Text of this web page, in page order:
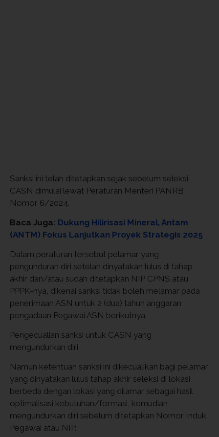
Sanksi ini telah ditetapkan sejak sebelum seleksi
CASN dimulai lewat Peraturan Menteri PANRB
Nomor 6/2024.
Baca Juga: Dukung Hilirisasi Mineral, Antam
(ANTM) Fokus Lanjutkan Proyek Strategis 2025
Dalam peraturan tersebut pelamar yang
pengunduran diri setelah dinyatakan lulus di tahap
akhir dan/atau sudah ditetapkan NIP CPNS atau
PPPK-nya, dikenai sanksi tidak boleh melamar pada
penerimaan ASN untuk 2 (dua) tahun anggaran
pengadaan Pegawai ASN berikutnya.
Pengecualian sanksi untuk CASN yang
mengundurkan diri
Namun ketentuan sanksi ini dikecualikan bagi pelamar
yang dinyatakan lulus tahap akhir seleksi di lokasi
berbeda dengan lokasi yang dilamar sebagai hasil
optimalisasi kebutuhan/formasi, kemudian
mengundurkan diri sebelum ditetapkan Nomor Induk
Pegawai atau NIP.